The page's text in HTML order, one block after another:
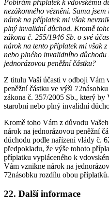
Pobírám příplatek k vdovskému
nezákonného věznění. Sama jsem
nárok na příplatek mi však
plný invalidní důchod. Kromě
zákona č. 255/1946 Sb. o své
nárok na tento příplatek mi však
nebo plného invalidního
jednorázovou peněžní částku?
Z titulu Vaší účasti v odboji Vám
peněžní částku ve výši
zákona č. 357/2005 Sb., který by
starobní nebo plný invalidní
Kromě toho Vám z důvodu
nárok na jednorázovou peněžní
důchodu podle nařízení vlády č.
předpokladu, že výše tohoto
příplatku vypláceného k
Vám vznikne nárok na
72násobku rozdílu obou příplatků.
22. Další informace